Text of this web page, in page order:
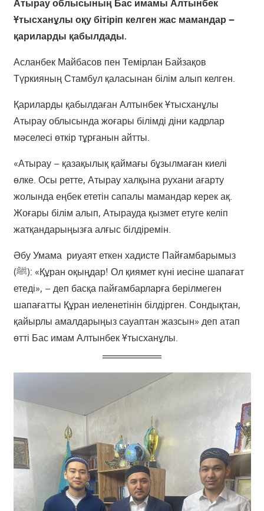
Атырау облысының Бас имамы Алтынбек
Ұтысханұлы оқу бітіріп келген жас мамандар –
қариларды қабылдады.
Асланбек Майбасов пен Темірлан Байзақов
Түркияның Стамбул қаласынан білім алып келген.
Қариларды қабылдаған Алтынбек Ұтысханұлы
Атырау облысында жоғары білімді діни кадрлар
мәселесі өткір тұрғанын айтты.
«Атырау – қазақылық қаймағы бұзылмаған киелі
өлке. Осы ретте, Атырау халқына рухани ағарту
жолында еңбек ететін сапалы мамандар керек ақ.
Жоғары білім алып, Атырауда қызмет етуге келіп
жатқандарыңызға алғыс білдіремін.
Әбу Умама риуаят еткен хадисте Пайғамбарымыз
(ﷺ): «Құран оқыңдар! Ол қиямет күні иесіне шапағат
етеді», – деп басқа пайғамбарларға берілмеген
шапағатты Құран иеленетінін білдірген. Сондықтан,
қайырлы амалдарыңыз сауаптан жазсын» деп атап
өтті Бас имам Алтынбек Ұтысханұлы.